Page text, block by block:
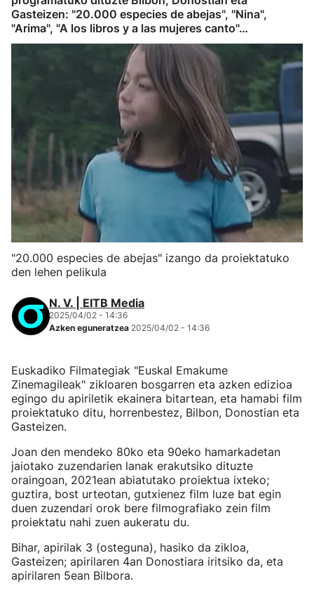
Gasteizen: "20.000 especies de abejas", "Nina",
"Arima", "A los libros y a las mujeres canto"…
"20.000 especies de abejas" izango da proiektatuko
den lehen pelikula
N. V. | EITB Media
2025/04/02 - 14:36
Azken eguneratzea 2025/04/02 - 14:36
Euskadiko Filmategiak "Euskal Emakume
Zinemagileak" zikloaren bosgarren eta azken edizioa
egingo du apiriletik ekainera bitartean, eta hamabi film
proiektatuko ditu, horrenbestez, Bilbon, Donostian eta
Gasteizen.
Joan den mendeko 80ko eta 90eko hamarkadetan
jaiotako zuzendarien lanak erakutsiko dituzte
oraingoan, 2021ean abiatutako proiektua ixteko;
guztira, bost urteotan, gutxienez film luze bat egin
duen zuzendari orok bere filmografiako zein film
proiektatu nahi zuen aukeratu du.
Bihar, apirilak 3 (osteguna), hasiko da zikloa,
Gasteizen; apirilaren 4an Donostiara iritsiko da, eta
apirilaren 5ean Bilbora.